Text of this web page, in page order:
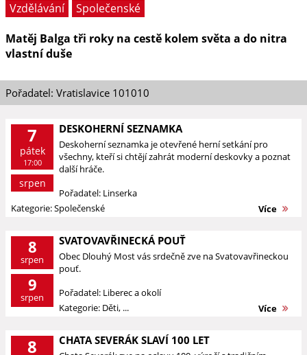
Vzdělávání
Společenské
Matěj Balga tři roky na cestě kolem světa a do nitra
vlastní duše
Pořadatel: Vratislavice 101010
7
pátek
17:00
srpen
DESKOHERNÍ SEZNAMKA
Deskoherní seznamka je otevřené herní setkání pro
všechny, kteří si chtějí zahrát moderní deskovky a poznat
další hráče.
Pořadatel: Linserka
Kategorie: Společenské
Více
8
srpen
9
srpen
SVATOVAVŘINECKÁ POUŤ
Obec Dlouhý Most vás srdečně zve na Svatovavřineckou
pouť.
Pořadatel: Liberec a okolí
Kategorie: Děti, ...
Více
8 CHATA SEVERÁK SLAVÍ 100 LET